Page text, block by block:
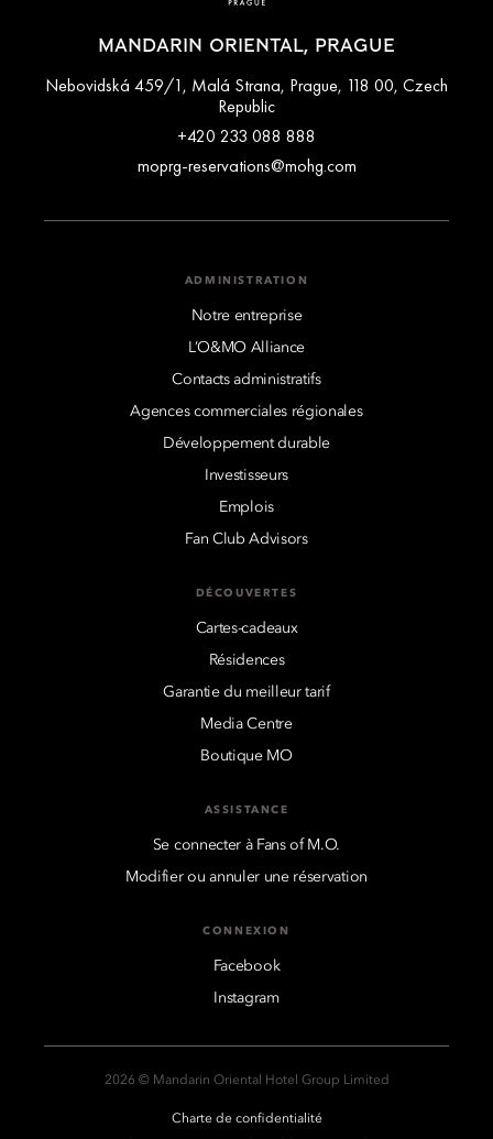
MANDARIN ORIENTAL, PRAGUE
Nebovidská 459/1, Malá Strana, Prague, 118 00, Czech
Republic
+420 233 088 888
moprg-reservations@mohg.com
ADMINISTRATION
Notre entreprise
L’O&MO Alliance
Contacts administratifs
Agences commerciales régionales
Développement durable
Investisseurs
Emplois
Fan Club Advisors
DÉCOUVERTES
Cartes-cadeaux
Résidences
Garantie du meilleur tarif
Media Centre
Boutique MO
ASSISTANCE
Se connecter à Fans of M.O.
Modifier ou annuler une réservation
CONNEXION
Facebook
Instagram
2026 © Mandarin Oriental Hotel Group Limited
Charte de confidentialité